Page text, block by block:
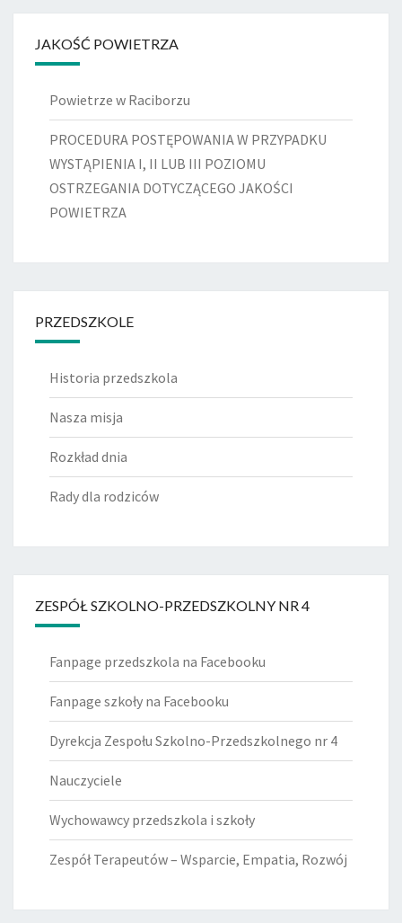
JAKOŚĆ POWIETRZA
Powietrze w Raciborzu
PROCEDURA POSTĘPOWANIA W PRZYPADKU
WYSTĄPIENIA I, II LUB III POZIOMU
OSTRZEGANIA DOTYCZĄCEGO JAKOŚCI
POWIETRZA
PRZEDSZKOLE
Historia przedszkola
Nasza misja
Rozkład dnia
Rady dla rodziców
ZESPÓŁ SZKOLNO-PRZEDSZKOLNY NR 4
Fanpage przedszkola na Facebooku
Fanpage szkoły na Facebooku
Dyrekcja Zespołu Szkolno-Przedszkolnego nr 4
Nauczyciele
Wychowawcy przedszkola i szkoły
Zespół Terapeutów – Wsparcie, Empatia, Rozwój